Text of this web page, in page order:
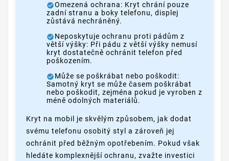
Omezená ochrana: Kryt chrání pouze
zadní stranu a boky telefonu, displej
zůstává nechráněný.
Neposkytuje ochranu proti pádům z
větší výšky: Při pádu z větší výšky nemusí
kryt dostatečně ochránit telefon před
poškozením.
Může se poškrábat nebo poškodit:
Samotný kryt se může časem poškrábat
nebo poškodit, zejména pokud je vyroben z
méně odolných materiálů.
Kryt na mobil je skvělým způsobem, jak dodat
svému telefonu osobitý styl a zároveň jej
ochránit před běžným opotřebením. Pokud však
hledáte komplexnější ochranu, zvažte investici